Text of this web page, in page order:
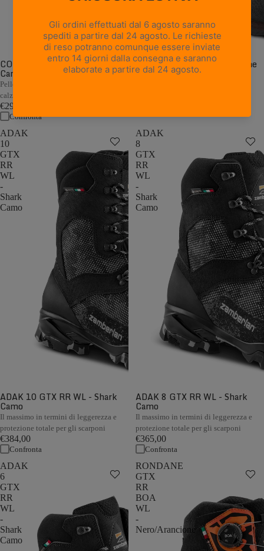
CORMONS NBK GTX WL -
Camouflage
Pelle Nubuck camo con flex morbido e
calzata a pianta larga
€299,00
Confronta
CORMONS GTX WL - Marrone
Scuro/Arancio
ADAK
10
GTX
RR
WL
-
Shark
Camo
ADAK 10 GTX RR WL - Shark
Camo
Il massimo in termini di leggerezza e
protezione totale per gli scarponi
€384,00
Confronta
ADAK
8
GTX
RR
WL
-
Shark
Camo
ADAK 8 GTX RR WL - Shark
Camo
Il massimo in termini di leggerezza e
protezione totale per gli scarponi
€365,00
Confronta
ADAK
6
GTX
RR
WL
-
Shark
Camo
RONDANE
GTX
RR
BOA
WL
-
Nero/Arancione